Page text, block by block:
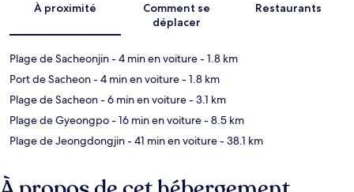
À proximité
Comment se
déplacer
Restaurants
Plage de Sacheonjin- 4 min en voiture- 1.8 km
Port de Sacheon- 4 min en voiture- 1.8 km
Plage de Sacheon- 6 min en voiture- 3.1 km
Plage de Gyeongpo- 16 min en voiture- 8.5 km
Plage de Jeongdongjin- 41 min en voiture- 38.1 km